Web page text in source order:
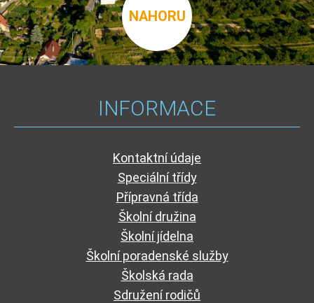
NAHORU
INFORMACE
Kontaktní údaje
Speciální třídy
Přípravná třída
Školní družina
Školní jídelna
Školní poradenské služby
Školská rada
Sdružení rodičů